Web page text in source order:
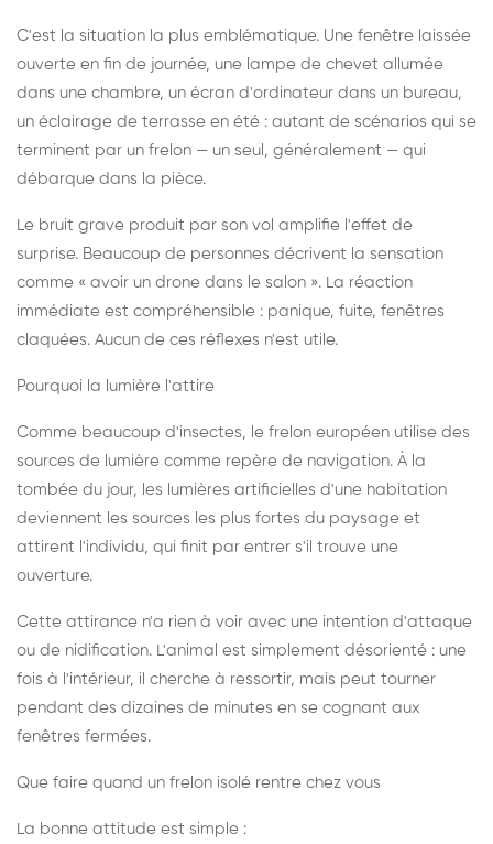
C'est la situation la plus emblématique. Une fenêtre laissée
ouverte en fin de journée, une lampe de chevet allumée
dans une chambre, un écran d'ordinateur dans un bureau,
un éclairage de terrasse en été : autant de scénarios qui se
terminent par un frelon — un seul, généralement — qui
débarque dans la pièce.
Le bruit grave produit par son vol amplifie l'effet de
surprise. Beaucoup de personnes décrivent la sensation
comme « avoir un drone dans le salon ». La réaction
immédiate est compréhensible : panique, fuite, fenêtres
claquées. Aucun de ces réflexes n'est utile.
Pourquoi la lumière l'attire
Comme beaucoup d'insectes, le frelon européen utilise des
sources de lumière comme repère de navigation. À la
tombée du jour, les lumières artificielles d'une habitation
deviennent les sources les plus fortes du paysage et
attirent l'individu, qui finit par entrer s'il trouve une
ouverture.
Cette attirance n'a rien à voir avec une intention d'attaque
ou de nidification. L'animal est simplement désorienté : une
fois à l'intérieur, il cherche à ressortir, mais peut tourner
pendant des dizaines de minutes en se cognant aux
fenêtres fermées.
Que faire quand un frelon isolé rentre chez vous
La bonne attitude est simple :